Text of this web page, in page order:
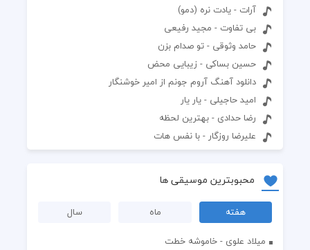
آرات - یادت نره (دمو)
بی تفاوت - مجید رفیعی
حامد وثوقی - تو صدام بزن
حسین بساکی - زیبایی محض
دانلود آهنگ آروم جونم از امیر خوشنگار
امید حاجیلی - یار یار
رضا حدادی - بهترین لحظه
علیرضا روزگار - با نفس هات
محبوبترین موسیقی ها
هفته ماه
سال
میلاد علوی - خاموشه خطت